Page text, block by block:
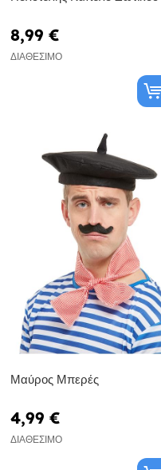
8,99 €
ΔΙΑΘΈΣΙΜΟ
Μαύρος Μπερές
4,99 €
ΔΙΑΘΈΣΙΜΟ